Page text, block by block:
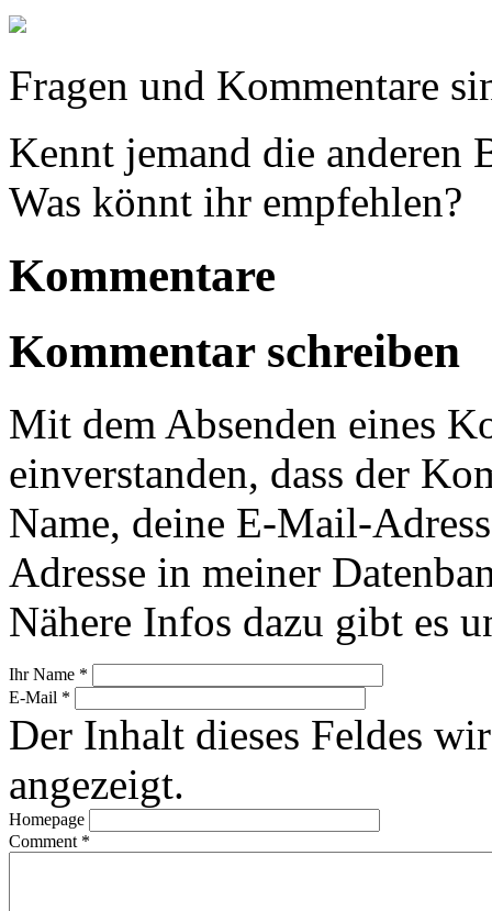
Fragen und Kommentare
Kennt jemand die
Was könnt ihr empfehlen?
Kommentare
Kommentar schreiben
Mit dem Absenden eines
einverstanden, dass der
Name, deine E-Mail-
Adresse in meiner
Nähere Infos dazu gibt es
Ihr Name *
E-Mail *
Der Inhalt dieses Feldes
angezeigt.
Homepage
Comment *